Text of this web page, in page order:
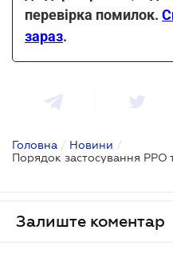
перевірка помилок.
зараз.
Головна / Новини /
Порядок застосування
Залиште коментар